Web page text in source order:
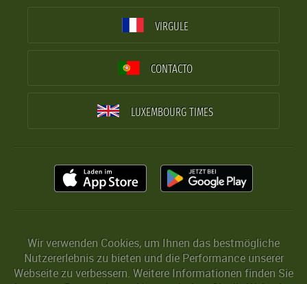
VIRGULE
CONTACTO
LUXEMBOURG TIMES
Wir verwenden Cookies, um Ihnen das bestmögliche
Nutzererlebnis zu bieten und die Performance unserer
Webseite zu verbessern. Weitere Informationen finden Sie